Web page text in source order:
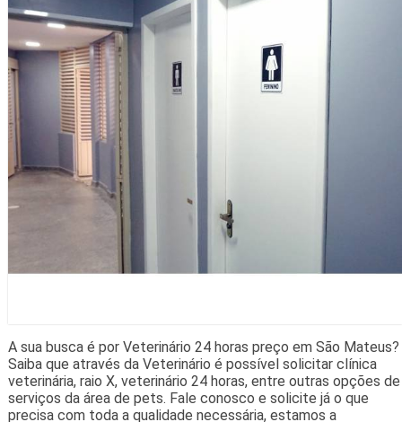
A sua busca é por Veterinário 24 horas preço em São Mateus?
Saiba que através da Veterinário é possível solicitar clínica
veterinária, raio X, veterinário 24 horas, entre outras opções de
serviços da área de pets. Fale conosco e solicite já o que
precisa com toda a qualidade necessária, estamos a